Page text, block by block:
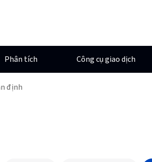
Phân tích Công cụ giao dịch
định